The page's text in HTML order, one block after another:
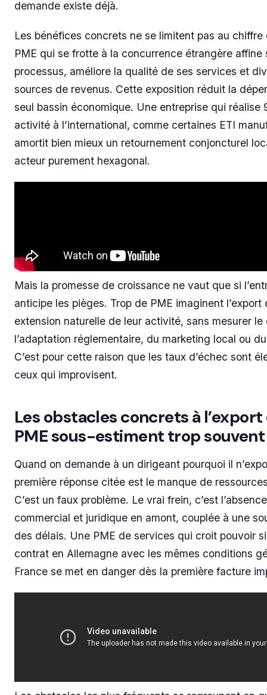
demande existe déjà.
Les bénéfices concrets ne se limitent pas au chiffre
PME qui se frotte à la concurrence étrangère affine
processus, améliore la qualité de ses services et
sources de revenus. Cette exposition réduit la
seul bassin économique. Une entreprise qui réalise
activité à l’international, comme certaines ETI
amortit bien mieux un retournement conjoncturel
acteur purement hexagonal.
Mais la promesse de croissance ne vaut que si
anticipe les pièges. Trop de PME imaginent l’export
extension naturelle de leur activité, sans mesurer
l’adaptation réglementaire, du marketing local ou
C’est pour cette raison que les taux d’échec sont
ceux qui improvisent.
Les obstacles concrets à
PME sous-estiment trop souvent
Quand on demande à un dirigeant pourquoi il
première réponse citée est le manque de
C’est un faux problème. Le vrai frein, c’est
commercial et juridique en amont, couplée à une
des délais. Une PME de services qui croit pouvoir
contrat en Allemagne avec les mêmes conditions
France se met en danger dès la première facture